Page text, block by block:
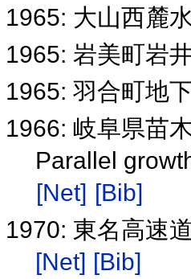
1965: 大山西麓
1965: 岩美町岩
1965: 羽合町地
1966: 岐阜県苗
Parallel
[Net] [Bib]
1970: 東名高速
[Net] [Bib]